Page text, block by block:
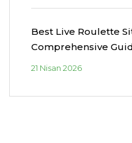
Best Live Roulette
Comprehensive
21 Nisan 2026